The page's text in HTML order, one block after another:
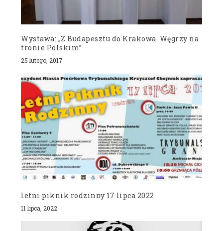
Wystawa: „Z Budapesztu do Krakowa. Węgrzy na
tronie Polskim”
25 lutego, 2017
letni piknik rodzinny 17 lipca 2022
11 lipca, 2022